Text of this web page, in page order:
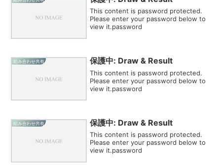
This content is password protected.
Please enter your password below to
view it.password
組み合わせ共有 保護中: Draw & Result
This content is password protected.
Please enter your password below to
view it.password
組み合わせ共有 保護中: Draw & Result
This content is password protected.
Please enter your password below to
view it.password